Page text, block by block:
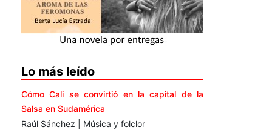
Lo más leído
Cómo Cali se convirtió en la capital de la
Salsa en Sudamérica
Raúl Sánchez | Música y folclor